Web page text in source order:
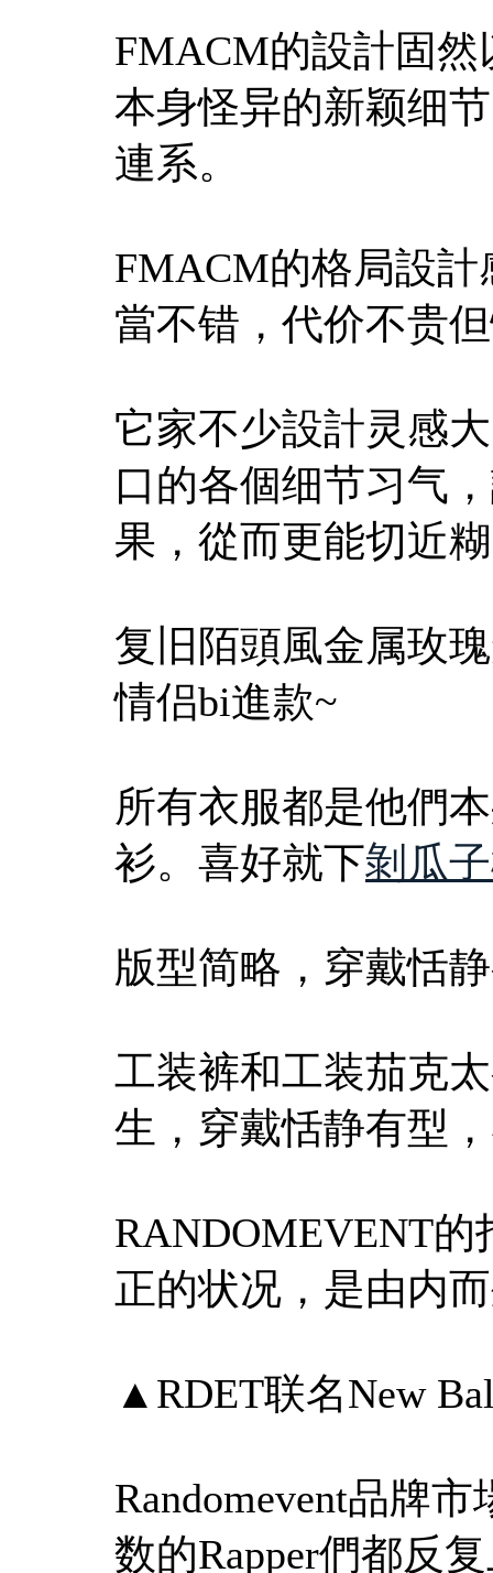
FMACM的設計固
本身怪异的新颖细
連系。
FMACM的格局設
當不错，代价不贵
它家不少設計灵感
口的各個细节习气
果，從而更能切近
复旧陌頭風金属玫
情侣bi進款~
所有衣服都是他們
衫。喜好就下剝瓜
版型简略，穿戴恬
工装裤和工装茄克
生，穿戴恬静有型
RANDOMEVENT
正的状况，是由内
▲RDET联名New
Randomevent品牌
数的Rapper們都反